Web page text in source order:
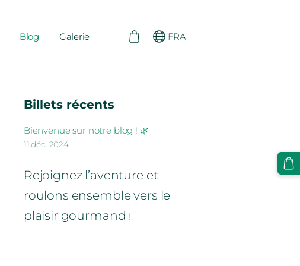
Blog Galerie FRA
Billets récents
Bienvenue sur notre blog ! 🌿
11 déc. 2024
Rejoignez l’aventure et
roulons ensemble vers le
plaisir gourmand !